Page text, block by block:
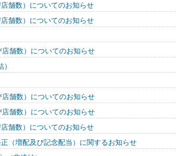
舗数）についてのお知らせ
舗数）についてのお知らせ
舗数）についてのお知らせ
舗数）についてのお知らせ
舗数）についてのお知らせ
舗数）についてのお知らせ
（増配及び記念配当）に関するお知らせ